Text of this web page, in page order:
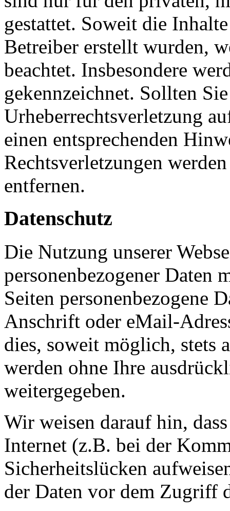
gestattet. Soweit die
Betreiber erstellt wurden,
beachtet. Insbesondere
gekennzeichnet. Sollten
Urheberrechtsverletzung
einen entsprechenden
Rechtsverletzungen
entfernen.
Datenschutz
Die Nutzung unserer
personenbezogener Daten
Seiten personenbezogene
Anschrift oder eMail-
dies, soweit möglich, stets
werden ohne Ihre
weitergegeben.
Wir weisen darauf hin,
Internet (z.B. bei der
Sicherheitslücken
der Daten vor dem Zugriff